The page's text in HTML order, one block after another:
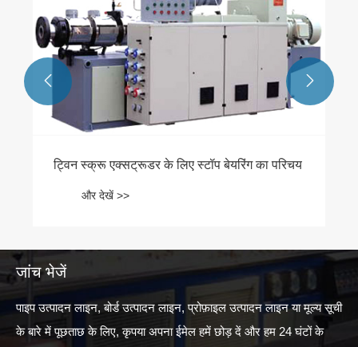
ट्विन स्क्रू एक्सट्रूडर के लिए स्टॉप बेयरिंग का परिचय
और देखें >>
 
जांच भेजें
पाइप उत्पादन लाइन, बोर्ड उत्पादन लाइन, प्रोफ़ाइल उत्पादन लाइन या मूल्य सूची
के बारे में पूछताछ के लिए, कृपया अपना ईमेल हमें छोड़ दें और हम 24 घंटों के